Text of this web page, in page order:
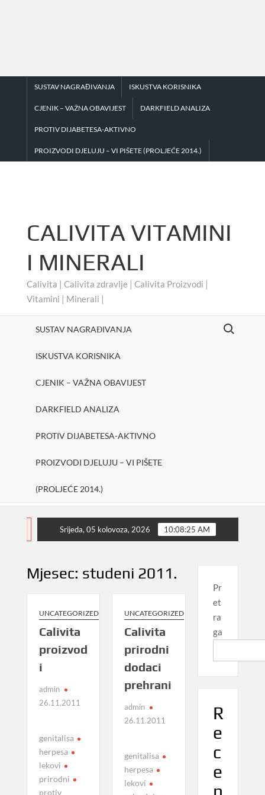
SUSTAV NAGRAĐIVANJA ISKUSTVA KORISNIKA
CJENIK – VAŽNA OBAVIJEST DARKFIELD ANALIZA
PROTIV DIJABETESA-AKTIVNO
PROIZVODI DJELUJU – VI PIŠETE (PROLJEĆE 2014.)
CALIVITA VITAMINI
I MINERALI
Calivita | Calivita zdravlje | Calivita Proizvodi |
Vitamini | Minerali |
SUSTAV NAGRAĐIVANJA
ISKUSTVA KORISNIKA
CJENIK – VAŽNA OBAVIJEST
DARKFIELD ANALIZA
PROTIV DIJABETESA-AKTIVNO
PROIZVODI DJELUJU – VI PIŠETE
(PROLJEĆE 2014.)
Search for:
FLASH
SHAKE ONE PURE Protiv
Srijeda, 05 kolovoza, 2026 10:08:26 AM
Mjesec: studeni 2011.
UNCATEGORIZED
Calivita
proizvod
i
admin
26.11.2011
genitalisa
herpesa
lekovi
prirodni
protiv
UNCATEGORIZED
Calivita
prirodni
dodaci
prehrani
admin
26.11.2011
genitalisa
herpesa
lekovi
Pr
et
ra
ga
R
e
c
e